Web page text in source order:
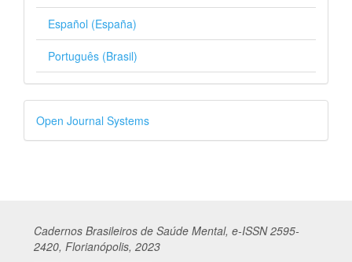
Español (España)
Português (Brasil)
Desenvolvido
por
Open Journal Systems
Cadernos Brasileiros de Saúde Mental, e-ISSN 2595-
2420, Florianópolis, 2023